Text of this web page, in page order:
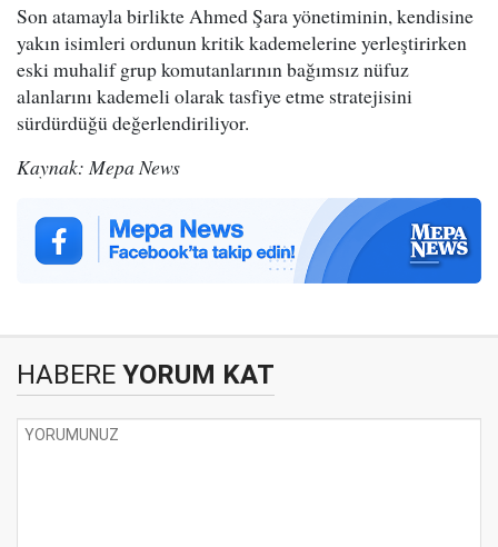
Son atamayla birlikte Ahmed Şara yönetiminin, kendisine
yakın isimleri ordunun kritik kademelerine yerleştirirken
eski muhalif grup komutanlarının bağımsız nüfuz
alanlarını kademeli olarak tasfiye etme stratejisini
sürdürdüğü değerlendiriliyor.
Kaynak: Mepa News
HABERE YORUM KAT